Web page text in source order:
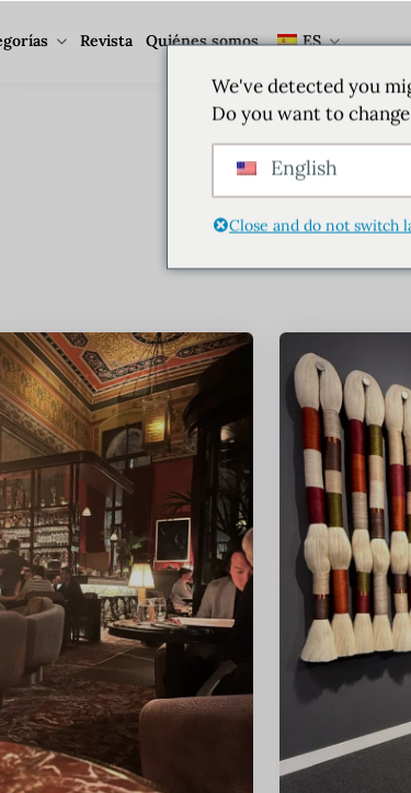
Revista Quiénes somos ES
We've detected you
Do you want to
English
Close and do not switch